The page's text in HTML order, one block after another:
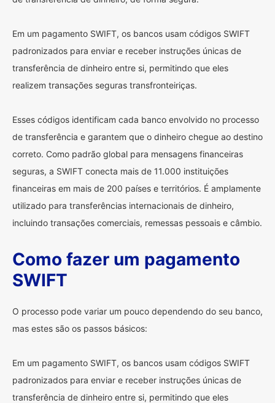
Em um pagamento SWIFT, os bancos usam códigos SWIFT
padronizados para enviar e receber instruções únicas de
transferência de dinheiro entre si, permitindo que eles
realizem transações seguras transfronteiriças.
Esses códigos identificam cada banco envolvido no processo
de transferência e garantem que o dinheiro chegue ao destino
correto. Como padrão global para mensagens financeiras
seguras, a SWIFT conecta mais de 11.000 instituições
financeiras em mais de 200 países e territórios. É amplamente
utilizado para transferências internacionais de dinheiro,
incluindo transações comerciais, remessas pessoais e câmbio.
Como fazer um pagamento
SWIFT
O processo pode variar um pouco dependendo do seu banco,
mas estes são os passos básicos:
Em um pagamento SWIFT, os bancos usam códigos SWIFT
padronizados para enviar e receber instruções únicas de
transferência de dinheiro entre si, permitindo que eles